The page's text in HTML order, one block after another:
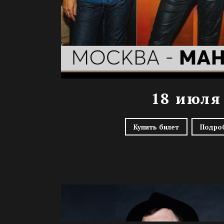
18 июля
Купить билет